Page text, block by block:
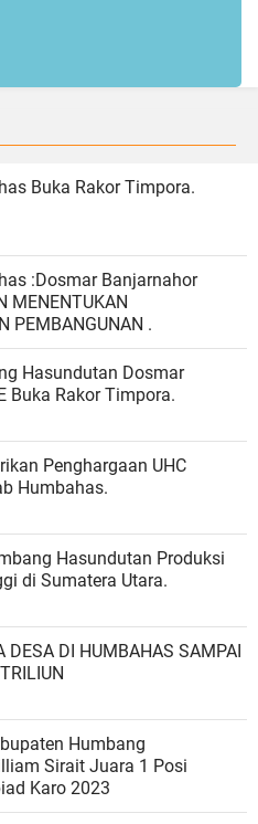
Buka Rakor Timpora.
:Dosmar Banjarnahor
MENENTUKAN
PEMBANGUNAN .
Hasundutan Dosmar
Buka Rakor Timpora.
Penghargaan UHC
Humbahas.
Hasundutan Produksi
di Sumatera Utara.
DESA DI HUMBAHAS SAMPAI
Humbang
Sirait Juara 1 Posi
Karo 2023